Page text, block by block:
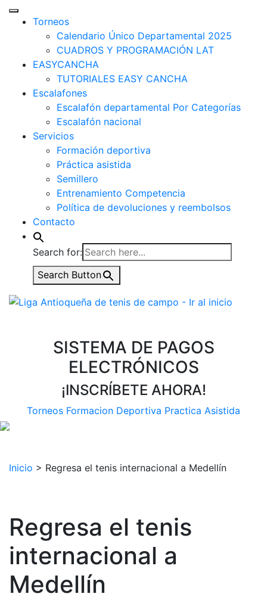
Torneos
Calendario Único Departamental 2025
CUADROS Y PROGRAMACIÓN LAT
EASYCANCHA
TUTORIALES EASY CANCHA
Escalafones
Escalafón departamental Por Categorías
Escalafón nacional
Servicios
Formación deportiva
Práctica asistida
Semillero
Entrenamiento Competencia
Política de devoluciones y reembolsos
Contacto
Search for:
Search Button
SISTEMA DE PAGOS
ELECTRÓNICOS
¡INSCRÍBETE AHORA!
Torneos Formacion Deportiva Practica Asistida
Inicio > Regresa el tenis internacional a Medellín
Regresa el tenis
internacional a
Medellín